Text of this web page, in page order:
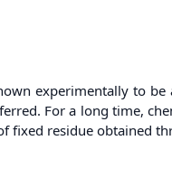
experimentally to
For a long time,
fixed residue obtained